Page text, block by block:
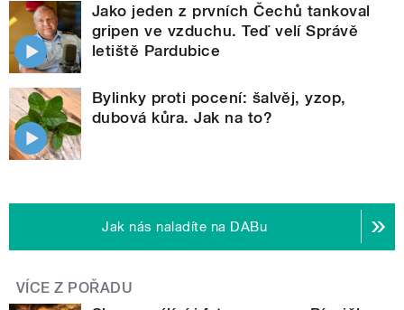
Jako jeden z prvních Čechů tankoval
gripen ve vzduchu. Teď velí Správě
letiště Pardubice
Bylinky proti pocení: šalvěj, yzop,
dubová kůra. Jak na to?
Jak nás naladíte na DABu
VÍCE Z POŘADU